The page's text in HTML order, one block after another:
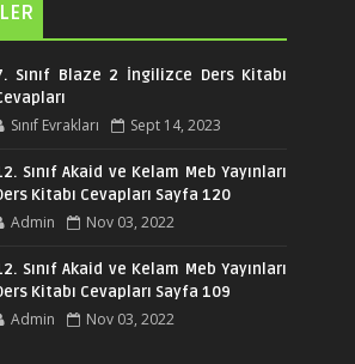
Sınıf Blaze 2 İngilizce Ders Kitabı
Sınıf Evrakları Sept 14, 2023
Sınıf Akaid ve Kelam Meb Yayınları
Kitabı Cevapları Sayfa 120
Admin Nov 03, 2022
Sınıf Akaid ve Kelam Meb Yayınları
Kitabı Cevapları Sayfa 109
Admin Nov 03, 2022